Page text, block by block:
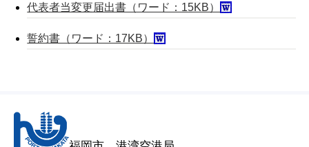
代表者当変更届出書（ワード：15KB）
誓約書（ワード：17KB）